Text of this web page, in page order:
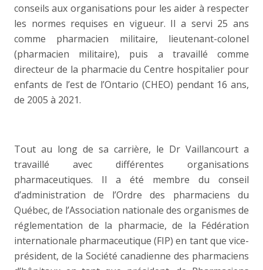
conseils aux organisations pour les aider à respecter
les normes requises en vigueur. Il a servi 25 ans
comme pharmacien militaire, lieutenant-colonel
(pharmacien militaire), puis a travaillé comme
directeur de la pharmacie du Centre hospitalier pour
enfants de l’est de l’Ontario (CHEO) pendant 16 ans,
de 2005 à 2021.
Tout au long de sa carrière, le Dr Vaillancourt a
travaillé avec différentes organisations
pharmaceutiques. Il a été membre du conseil
d’administration de l’Ordre des pharmaciens du
Québec, de l’Association nationale des organismes de
réglementation de la pharmacie, de la Fédération
internationale pharmaceutique (FIP) en tant que vice-
président, de la Société canadienne des pharmaciens